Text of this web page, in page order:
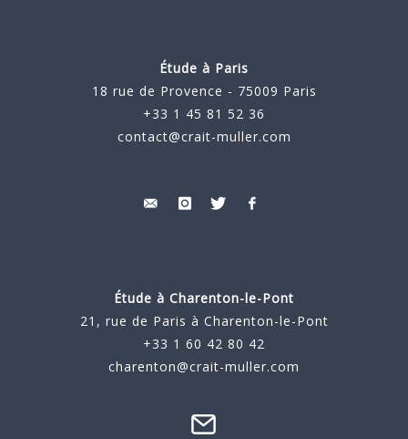
Étude à Paris
18 rue de Provence - 75009 Paris
+33 1 45 81 52 36
contact@crait-muller.com
Étude à Charenton-le-Pont
21, rue de Paris à Charenton-le-Pont
+33 1 60 42 80 42
charenton@crait-muller.com